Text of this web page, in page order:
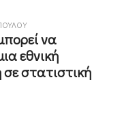
να
εθνική
στατιστική